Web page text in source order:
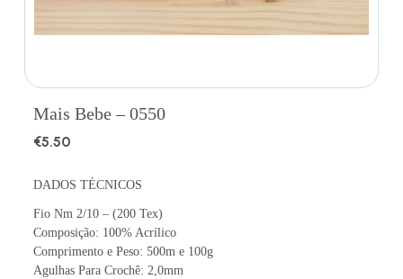
Mais Bebe – 0550
€5.50
DADOS TÉCNICOS
Fio Nm 2/10 – (200 Tex)
Composição: 100% Acrílico
Comprimento e Peso: 500m e 100g
Agulhas Para Crochê: 2,0mm